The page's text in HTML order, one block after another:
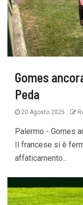
Gomes
Peda
20 Agosto 2025
Palermo - Gomes
Il francese si è
affaticamento...